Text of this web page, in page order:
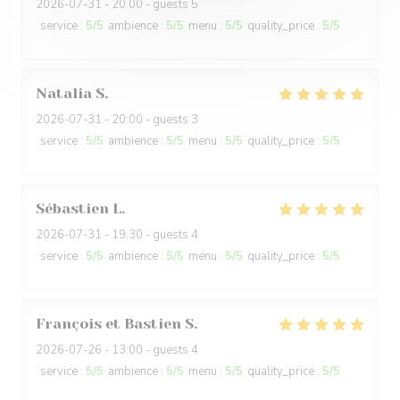
2026-07-31 - 20:00 - guests 5
service : 5/5 ambience : 5/5 menu : 5/5 quality_price : 5/5
Natalia S
2026-07-31 - 20:00 - guests 3
service : 5/5 ambience : 5/5 menu : 5/5 quality_price : 5/5
Sébastien L
2026-07-31 - 19:30 - guests 4
service : 5/5 ambience : 5/5 menu : 5/5 quality_price : 5/5
François et Bastien S
2026-07-26 - 13:00 - guests 4
service : 5/5 ambience : 5/5 menu : 5/5 quality_price : 5/5